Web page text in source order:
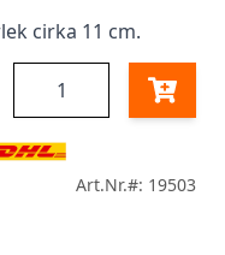
cirka 11 cm.
Art.Nr.#: 19503